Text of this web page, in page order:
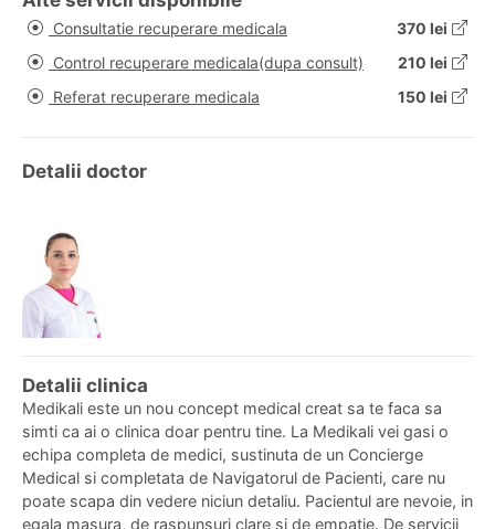
Consultatie recuperare medicala
370 lei
Control recuperare medicala(dupa consult)
210 lei
Referat recuperare medicala
150 lei
Detalii doctor
Detalii clinica
Medikali este un nou concept medical creat sa te faca sa
simti ca ai o clinica doar pentru tine. La Medikali vei gasi o
echipa completa de medici, sustinuta de un Concierge
Medical si completata de Navigatorul de Pacienti, care nu
poate scapa din vedere niciun detaliu. Pacientul are nevoie, in
egala masura, de raspunsuri clare si de empatie. De servicii